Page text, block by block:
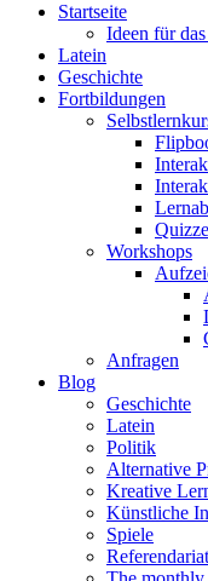
Startseite
Ideen für
Latein
Geschichte
Fortbildungen
Workshops
Anfragen
Blog
Geschichte
Latein
Politik
Alternative
Kreative
Künstliche
Spiele
Referendariat